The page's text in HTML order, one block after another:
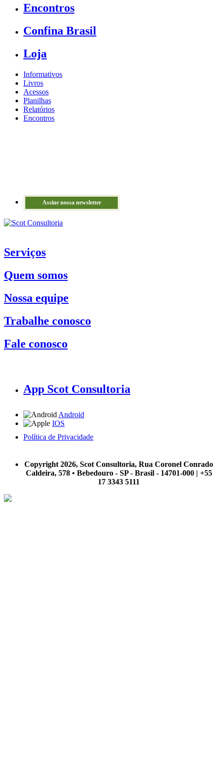
Encontros
Confina Brasil
Loja
Informativos
Livros
Acessos
Planilhas
Relatórios
Encontros
Assine nossa newsletter
Serviços
Quem somos
Nossa equipe
Trabalhe conosco
Fale conosco
App Scot Consultoria
Android
IOS
Política de Privacidade
Copyright 2026, Scot Consultoria, Rua Coronel Conrado
Caldeira, 578 • Bebedouro - SP - Brasil - 14701-000 | +55
17 3343 5111